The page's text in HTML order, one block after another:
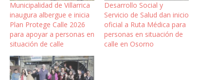
Municipalidad de Villarrica
inaugura albergue e inicia
Plan Protege Calle 2026
para apoyar a personas en
situación de calle
Desarrollo Social y
Servicio de Salud dan inicio
oficial a Ruta Médica para
personas en situación de
calle en Osorno